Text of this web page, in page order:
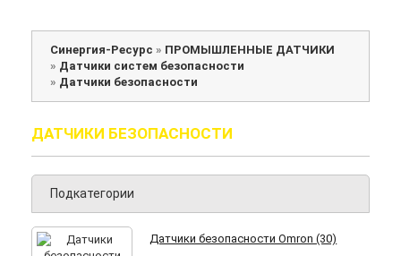
Синергия-Ресурс » ПРОМЫШЛЕННЫЕ ДАТЧИКИ
» Датчики систем безопасности
» Датчики безопасности
ДАТЧИКИ БЕЗОПАСНОСТИ
Подкатегории
Датчики безопасности Omron (30)